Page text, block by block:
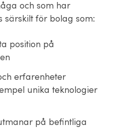
och som har
särskilt för bolag som:
position på
erfarenheter
unika teknologier
på befintliga